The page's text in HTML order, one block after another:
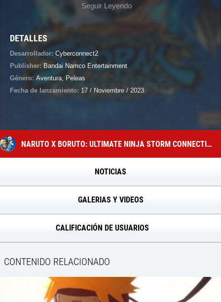
Seguir Leyendo
DETALLES
Desarrollador: Cyberconnect2
Publisher: Bandai Namco Entertainment
Género: Aventura, Peleas
Fecha de lanzamiento: 17 / Noviembre / 2023
NARUTO X BORUTO: ULTIMATE NINJA STORM CONNECTIONS
NOTICIAS
GALERIAS Y VIDEOS
CALIFICACIÓN DE USUARIOS
CONTENIDO RELACIONADO